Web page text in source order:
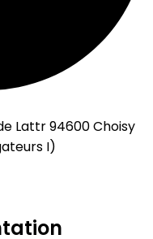
Lattr 94600 Choisy
I)